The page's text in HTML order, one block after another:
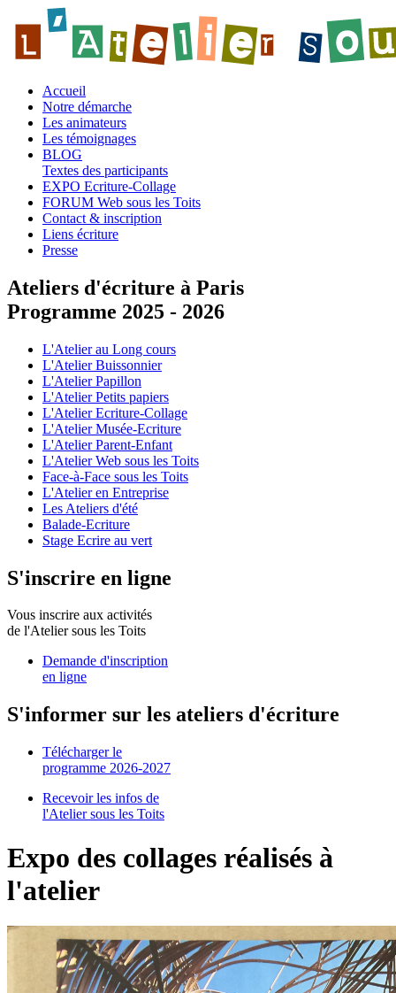
Accueil
Notre démarche
Les animateurs
Les témoignages
BLOG
Textes des participants
EXPO Ecriture-Collage
FORUM Web sous les Toits
Contact & inscription
Liens écriture
Presse
Ateliers d'écriture à Paris
Programme 2025 - 2026
L'Atelier au Long cours
L'Atelier Buissonnier
L'Atelier Papillon
L'Atelier Petits papiers
L'Atelier Ecriture-Collage
L'Atelier Musée-Ecriture
L'Atelier Parent-Enfant
L'Atelier Web sous les Toits
Face-à-Face sous les Toits
L'Atelier en Entreprise
Les Ateliers d'été
Balade-Ecriture
Stage Ecrire au vert
S'inscrire en ligne
Vous inscrire aux activités
de l'Atelier sous les Toits
Demande d'inscription
en ligne
S'informer sur les ateliers d'écriture
Télécharger le
programme 2026-2027
Recevoir les infos de
l'Atelier sous les Toits
Expo des collages réalisés à
l'atelier